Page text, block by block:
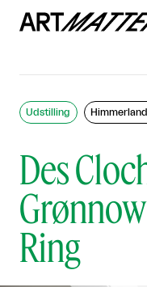
Des
Ring
Udstilling